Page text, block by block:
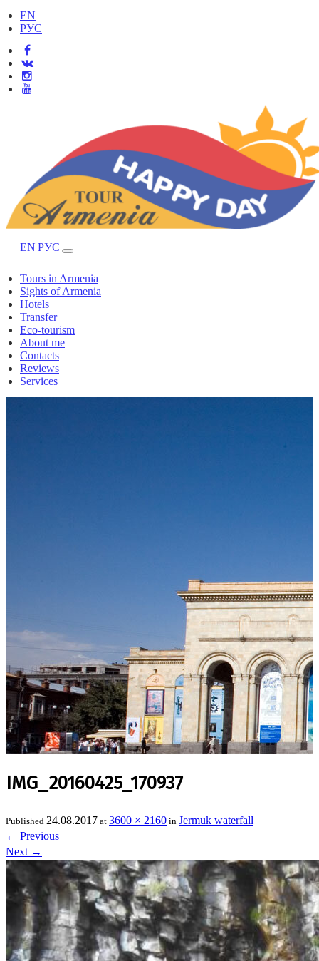
EN
РУС
EN РУС
Tours in Armenia
Sights of Armenia
Hotels
Transfer
Eco-tourism
About me
Contacts
Reviews
Services
IMG_20160425_170937
Published 24.08.2017 at 3600 × 2160 in Jermuk waterfall
← Previous
Next →